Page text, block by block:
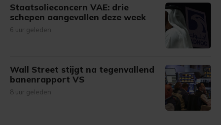
Staatsolieconcern VAE: drie
schepen aangevallen deze week
6 uur geleden
Wall Street stijgt na tegenvallend
banenrapport VS
8 uur geleden